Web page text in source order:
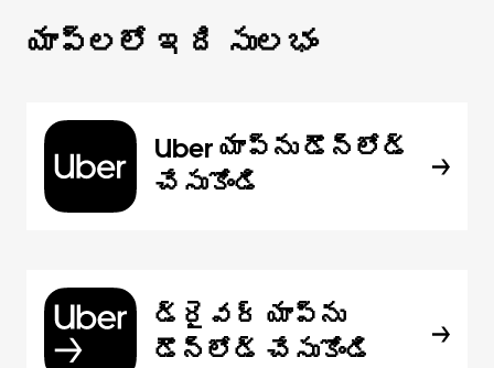
యాప్‌లలో ఇది సులభం
Uber యాప్‌ను డౌన్‌లోడ్
చేసుకోండి
డ్రైవర్ యాప్‌ను
డౌన్‌లోడ్ చేసుకోండి